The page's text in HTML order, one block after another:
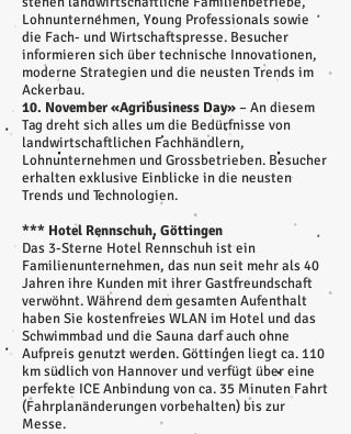
Lohnunternehmen, Young Professionals sowie
die Fach- und Wirtschaftspresse. Besucher
informieren sich über technische Innovationen,
moderne Strategien und die neusten Trends im
Ackerbau.
10. November «Agribusiness Day»– An diesem
Tag dreht sich alles um die Bedürfnisse von
landwirtschaftlichen Fachhändlern,
Lohnunternehmen und Grossbetrieben. Besucher
erhalten exklusive Einblicke in die neusten
Trends und Technologien.
*** Hotel Rennschuh, Göttingen
Das 3-Sterne Hotel Rennschuh ist ein
Familienunternehmen, das nun seit mehr als 40
Jahren ihre Kunden mit ihrer Gastfreundschaft
verwöhnt. Während dem gesamten Aufenthalt
haben Sie kostenfreies WLAN im Hotel und das
Schwimmbad und die Sauna darf auch ohne
Aufpreis genutzt werden. Göttingen liegt ca. 110
km südlich von Hannover und verfügt über eine
perfekte ICE Anbindung von ca. 35 Minuten Fahrt
(Fahrplanänderungen vorbehalten) bis zur
Messe.